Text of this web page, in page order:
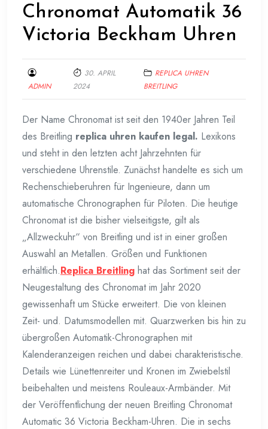
Chronomat Automatik 36
Victoria Beckham Uhren
ADMIN
30. APRIL
2024
REPLICA UHREN
BREITLING
Der Name Chronomat ist seit den 1940er Jahren Teil
des Breitling replica uhren kaufen legal. Lexikons
und steht in den letzten acht Jahrzehnten für
verschiedene Uhrenstile. Zunächst handelte es sich um
Rechenschieberuhren für Ingenieure, dann um
automatische Chronographen für Piloten. Die heutige
Chronomat ist die bisher vielseitigste, gilt als
„Allzweckuhr“ von Breitling und ist in einer großen
Auswahl an Metallen. Größen und Funktionen
erhältlich.Replica Breitling hat das Sortiment seit der
Neugestaltung des Chronomat im Jahr 2020
gewissenhaft um Stücke erweitert. Die von kleinen
Zeit- und. Datumsmodellen mit. Quarzwerken bis hin zu
übergroßen Automatik-Chronographen mit
Kalenderanzeigen reichen und dabei charakteristische.
Details wie Lünettenreiter und Kronen im Zwiebelstil
beibehalten und meistens Rouleaux-Armbänder. Mit
der Veröffentlichung der neuen Breitling Chronomat
Automatic 36 Victoria Beckham-Uhren. Die in sechs